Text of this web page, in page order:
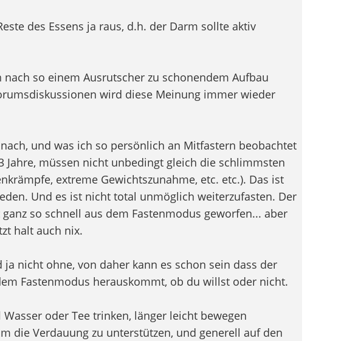
des Essens ja raus, d.h. der Darm sollte aktiv
so einem Ausrutscher zu schonendem Aufbau
wird diese Meinung immer wieder
und was ich so persönlich an Mitfastern beobachtet
Jahre, müssen nicht unbedingt gleich die schlimmsten
extreme Gewichtszunahme, etc. etc.). Das ist
Und es ist nicht total unmöglich weiterzufasten. Der
so schnell aus dem Fastenmodus geworfen... aber
halt auch nix.
ja nicht ohne, von daher kann es schon sein dass der
Fastenmodus herauskommt, ob du willst oder nicht.
oder Tee trinken, länger leicht bewegen
die Verdauung zu unterstützen, und generell auf den